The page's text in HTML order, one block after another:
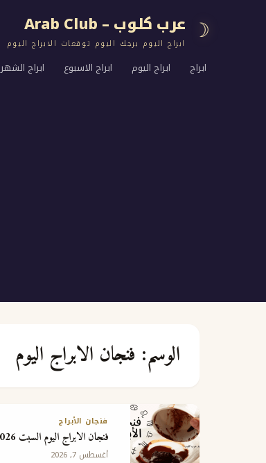
☽ عرب كلوب – Arab Club
ابراج اليوم برجك اليوم توقعات الابراج اليوم
ابراج ابراج اليوم ابراج الاسبوع ابراج الشهر
الوسم: فنجان الابراج اليوم
فنجان الأبراج
فنجان الابراج اليوم السبت 8/8/2026 اب اغسطس
أغسطس 7, 2026